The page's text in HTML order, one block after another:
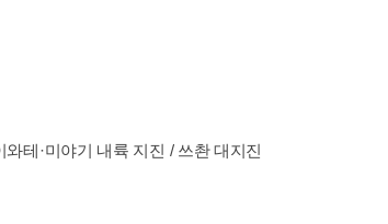
테·미야기 내륙 지진 / 쓰촨 대지진